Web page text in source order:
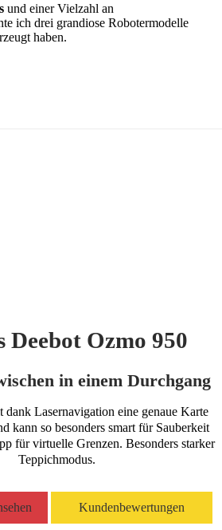
und einer Vielzahl an
ich drei grandiose Robotermodelle
haben.
Deebot Ozmo 950
in einem Durchgang
dank Lasernavigation eine genaue Karte
kann so besonders smart für Sauberkeit
für virtuelle Grenzen. Besonders starker
Teppichmodus.
Kundenbewertungen